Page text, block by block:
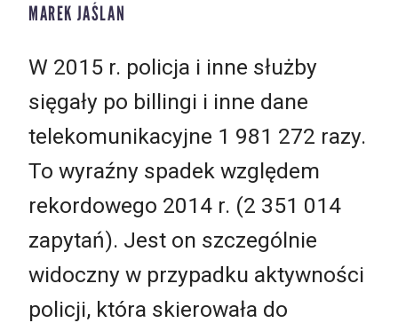
MAREK JAŚLAN
W 2015 r. policja i inne służby
sięgały po billingi i inne dane
telekomunikacyjne 1 981 272 razy.
To wyraźny spadek względem
rekordowego 2014 r. (2 351 014
zapytań). Jest on szczególnie
widoczny w przypadku aktywności
policji, która skierowała do